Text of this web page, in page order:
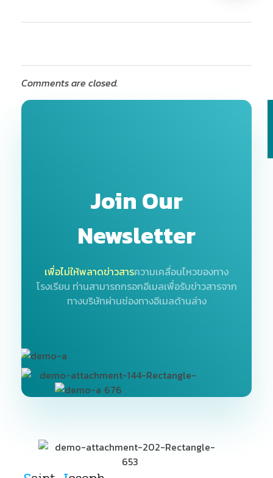
Comments are closed.
Join Our
Newsletter
เพื่อไม่ให้พลาดข่าวสารความเคลื่อนไหวของทาง
โรงเรียน ท่านสามารถกรอกอีเมลเพื่อรับข่าวสารจาก
ทางบริษัทผ่านช่องทางอีเมลด้านล่าง